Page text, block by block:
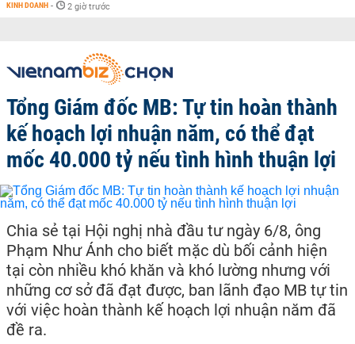
KINH DOANH - 2 giờ trước
Tổng Giám đốc MB: Tự tin hoàn thành
kế hoạch lợi nhuận năm, có thể đạt
mốc 40.000 tỷ nếu tình hình thuận lợi
Chia sẻ tại Hội nghị nhà đầu tư ngày 6/8, ông
Phạm Như Ánh cho biết mặc dù bối cảnh hiện
tại còn nhiều khó khăn và khó lường nhưng với
những cơ sở đã đạt được, ban lãnh đạo MB tự tin
với việc hoàn thành kế hoạch lợi nhuận năm đã
đề ra.